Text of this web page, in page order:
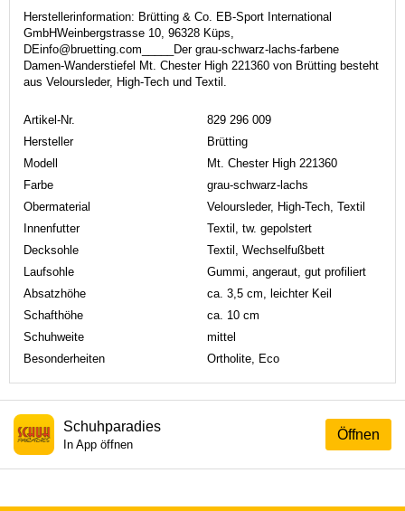
Herstellerinformation: Brütting & Co. EB-Sport International
GmbHWeinbergstrasse 10, 96328 Küps,
DEinfo@bruetting.com_____Der grau-schwarz-lachs-farbene
Damen-Wanderstiefel Mt. Chester High 221360 von Brütting besteht
aus Veloursleder, High-Tech und Textil.
Artikel-Nr.
829 296 009
Hersteller
Brütting
Modell
Mt. Chester High 221360
Farbe
grau-schwarz-lachs
Obermaterial
Veloursleder, High-Tech, Textil
Innenfutter
Textil, tw. gepolstert
Decksohle
Textil, Wechselfußbett
Laufsohle
Gummi, angeraut, gut profiliert
Absatzhöhe
ca. 3,5 cm, leichter Keil
Schafthöhe
ca. 10 cm
Schuhweite
mittel
Besonderheiten
Ortholite, Eco
Öffnen
Schuhparadies
In App öffnen